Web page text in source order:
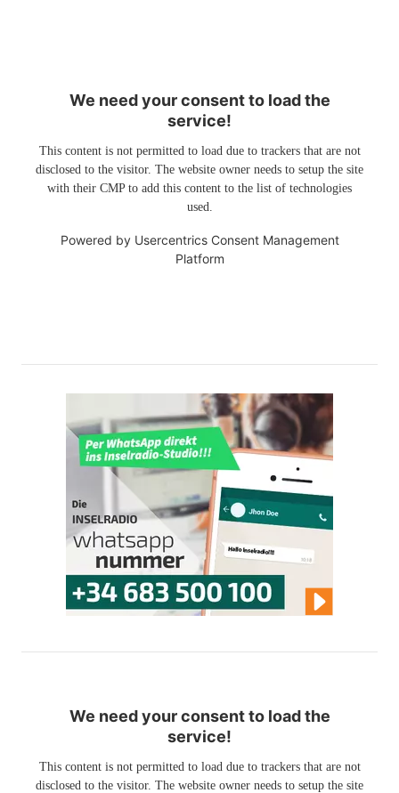
We need your consent to load the
service!
This content is not permitted to load due to trackers that are not
disclosed to the visitor. The website owner needs to setup the site
with their CMP to add this content to the list of technologies
used.
Powered by Usercentrics Consent Management
Platform
We need your consent to load the
service!
This content is not permitted to load due to trackers that are not
disclosed to the visitor. The website owner needs to setup the site